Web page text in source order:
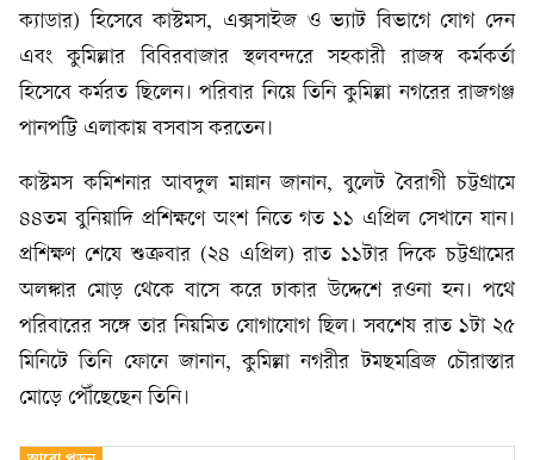
ক্যাডার) হিসেবে কাস্টমস, এক্সসাইজ ও ভ্যাট বিভাগে যোগ দেন
এবং কুমিল্লার বিবিরবাজার স্থলবন্দরে সহকারী রাজস্ব কর্মকর্তা
হিসেবে কর্মরত ছিলেন। পরিবার নিয়ে তিনি কুমিল্লা নগরের রাজগঞ্জ
পানপট্টি এলাকায় বসবাস করতেন।
কাস্টমস কমিশনার আবদুল মান্নান জানান, বুলেট বৈরাগী চট্টগ্রামে
৪৪তম বুনিয়াদি প্রশিক্ষণে অংশ নিতে গত ১১ এপ্রিল সেখানে যান।
প্রশিক্ষণ শেষে শুক্রবার (২৪ এপ্রিল) রাত ১১টার দিকে চট্টগ্রামের
অলঙ্কার মোড় থেকে বাসে করে ঢাকার উদ্দেশে রওনা হন। পথে
পরিবারের সঙ্গে তার নিয়মিত যোগাযোগ ছিল। সবশেষ রাত ১টা ২৫
মিনিটে তিনি ফোনে জানান, কুমিল্লা নগরীর টমছমব্রিজ চৌরাস্তার
মোড়ে পৌঁছেছেন তিনি।